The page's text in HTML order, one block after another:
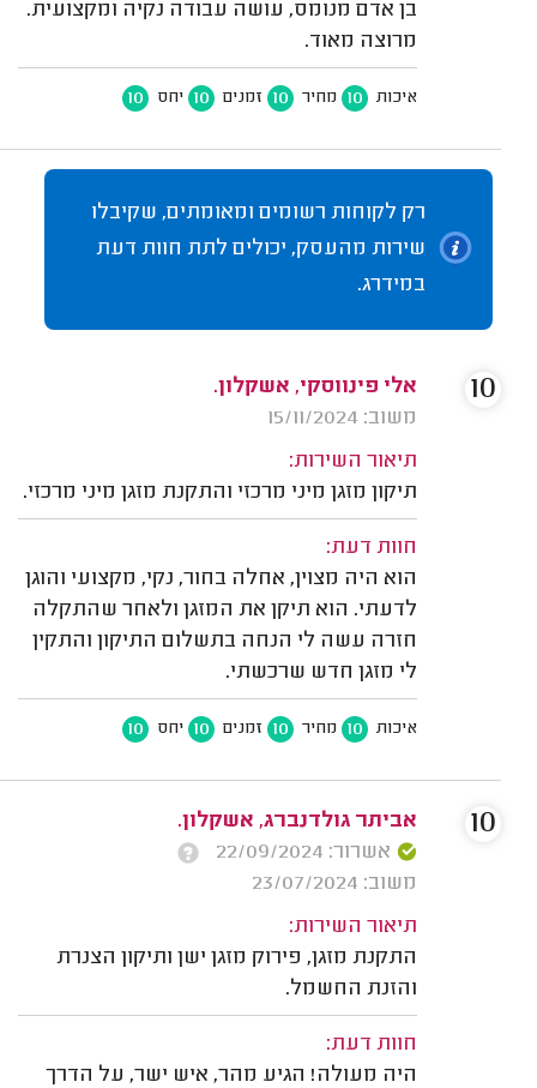
בן אדם מנומס, עושה עבודה נקיה ומקצועית.
מרוצה מאוד.
איכות 10 מחיר 10 זמנים 10 יחס 10
רק לקוחות רשומים ומאומתים, שקיבלו
שירות מהעסק, יכולים לתת חוות דעת
במידרג.
אלי פינווסקי, אשקלון.
משוב: 15/11/2024
תיאור השירות:
תיקון מזגן מיני מרכזי והתקנת מזגן מיני מרכזי.
חוות דעת:
הוא היה מצוין, אחלה בחור, נקי, מקצועי והוגן
לדעתי. הוא תיקן את המזגן ולאחר שהתקלה
חזרה עשה לי הנחה בתשלום התיקון והתקין
לי מזגן חדש שרכשתי.
איכות 10 מחיר 10 זמנים 10 יחס 10
10
אביתר גולדנברג, אשקלון.
אשרור: 22/09/2024
משוב: 23/07/2024
תיאור השירות:
התקנת מזגן, פירוק מזגן ישן ותיקון הצנרת
והזנת החשמל.
חוות דעת:
היה מעולה! הגיע מהר, איש ישר, על הדרך
10